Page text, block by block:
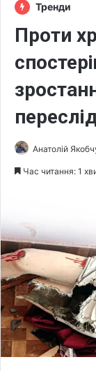
Тренди
Проти
Анатолій
Час читання: 1